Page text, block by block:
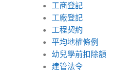
工商登記
工廠登記
工程契約
平均地權條例
幼兒學前扣除額
建管法令